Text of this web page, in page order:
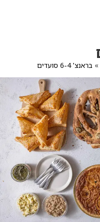
» בראנצ' 6-4 סועדים